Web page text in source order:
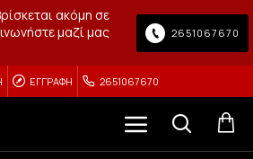
ακόμη σε
μαζί μας
2651067670
ΕΓΓΡΑΦΉ 2651067670